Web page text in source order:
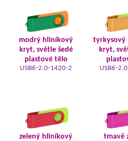
modrý hliníkový
kryt, světle šedé
plastové tělo
USB6-2.0-1420-2
tyrkysový
kryt,
USB6-
zelený hliníkový
tmavě